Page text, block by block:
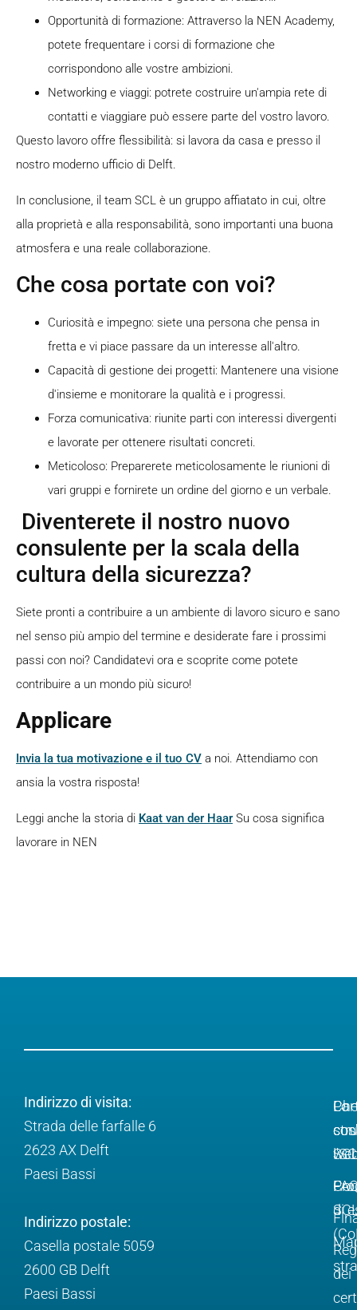
Opportunità di formazione: Attraverso la NEN Academy,
potete frequentare i corsi di formazione che
corrispondono alle vostre ambizioni.
Networking e viaggi: potrete costruire un'ampia rete di
contatti e viaggiare può essere parte del vostro lavoro.
Questo lavoro offre flessibilità: si lavora da casa e presso il
nostro moderno ufficio di Delft.
In conclusione, il team SCL è un gruppo affiatato in cui, oltre
alla proprietà e alla responsabilità, sono importanti una buona
atmosfera e una reale collaborazione.
Che cosa portate con voi?
Curiosità e impegno: siete una persona che pensa in
fretta e vi piace passare da un interesse all'altro.
Capacità di gestione dei progetti: Mantenere una visione
d'insieme e monitorare la qualità e i progressi.
Forza comunicativa: riunite parti con interessi divergenti
e lavorate per ottenere risultati concreti.
Meticoloso: Preparerete meticolosamente le riunioni di
vari gruppi e fornirete un ordine del giorno e un verbale.
Diventerete il nostro nuovo
consulente per la scala della
cultura della sicurezza?
Siete pronti a contribuire a un ambiente di lavoro sicuro e sano
nel senso più ampio del termine e desiderate fare i prossimi
passi con noi? Candidatevi ora e scoprite come potete
contribuire a un mondo più sicuro!
Applicare
Invia la tua motivazione e il tuo CV a noi. Attendiamo con
ansia la vostra risposta!
Leggi anche la storia di Kaat van der Haar Su cosa significa
lavorare in NEN
Indirizzo di visita:
Strada delle farfalle 6
2623 AX Delft
Paesi Bassi
Indirizzo postale:
Casella postale 5059
2600 GB Delft
Paesi Bassi
Che
Lo
dei
di